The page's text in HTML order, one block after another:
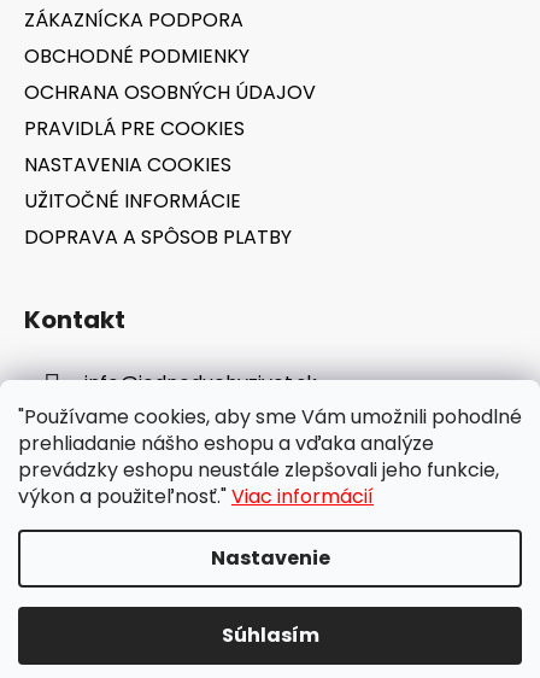
"Používame cookies, aby sme Vám umožnili pohodlné
prehliadanie nášho eshopu a vďaka analýze
prevádzky eshopu neustále zlepšovali jeho funkcie,
výkon a použiteľnosť."Viac informácií
Nastavenie
Súhlasím
ZÁKAZNÍCKA PODPORA
OBCHODNÉ PODMIENKY
OCHRANA OSOBNÝCH ÚDAJOV
PRAVIDLÁ PRE COOKIES
NASTAVENIA COOKIES
UŽITOČNÉ INFORMÁCIE
DOPRAVA A SPÔSOB PLATBY
Kontakt
info@jednoduchyzivot.sk
E-shop: 0948 647 767
Vytvoril Shoptet
jednoduchyzivot.sk
vyhradené.Upraviť nastavenie cookies